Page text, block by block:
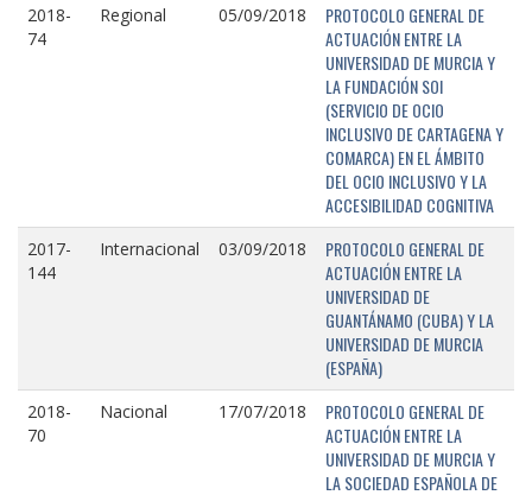
2018-
74
Regional 05/09/2018
PROTOCOLO GENERAL DE
ACTUACIÓN ENTRE LA
UNIVERSIDAD DE MURCIA Y
LA FUNDACIÓN SOI
(SERVICIO DE OCIO
INCLUSIVO DE CARTAGENA Y
COMARCA) EN EL ÁMBITO
DEL OCIO INCLUSIVO Y LA
ACCESIBILIDAD COGNITIVA
2017-
144
Internacional 03/09/2018
PROTOCOLO GENERAL DE
ACTUACIÓN ENTRE LA
UNIVERSIDAD DE
GUANTÁNAMO (CUBA) Y LA
UNIVERSIDAD DE MURCIA
(ESPAÑA)
2018-
70
Nacional 17/07/2018
PROTOCOLO GENERAL DE
ACTUACIÓN ENTRE LA
UNIVERSIDAD DE MURCIA Y
LA SOCIEDAD ESPAÑOLA DE